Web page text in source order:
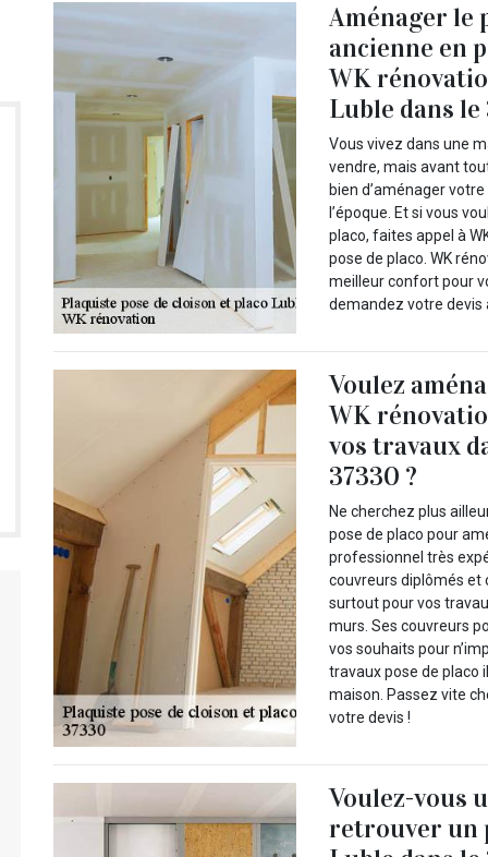
Aménager le
ancienne en
WK
Luble dans le
Vous vivez dans une
vendre, mais avant
bien d’aménager
l’époque. Et si vous
placo, faites appel à
pose de placo. WK
meilleur confort pour
demandez votre devis
Voulez
WK
vos travaux
37330 ?
Ne cherchez plus
pose de placo pour
professionnel très
couvreurs diplômés et
surtout pour vos
murs. Ses couvreurs
vos souhaits pour
travaux pose de placo
maison. Passez vite
votre devis !
Voulez-vous
retrouver un